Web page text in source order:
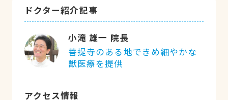
ドクター紹介記事
小滝 雄一 院長
菩提寺のある地できめ細やかな
獣医療を提供
アクセス情報